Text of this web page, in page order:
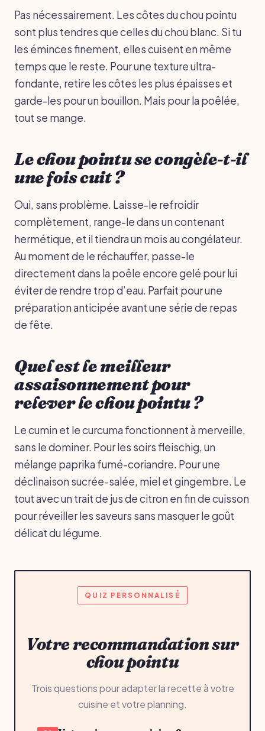
Pas nécessairement. Les côtes du chou pointu
sont plus tendres que celles du chou blanc. Si tu
les éminces finement, elles cuisent en même
temps que le reste. Pour une texture ultra-
fondante, retire les côtes les plus épaisses et
garde-les pour un bouillon. Mais pour la poêlée,
tout se mange.
Le chou pointu se congèle-t-il
une fois cuit ?
Oui, sans problème. Laisse-le refroidir
complètement, range-le dans un contenant
hermétique, et il tiendra un mois au congélateur.
Au moment de le réchauffer, passe-le
directement dans la poêle encore gelé pour lui
éviter de rendre trop d’eau. Parfait pour une
préparation anticipée avant une série de repas
de fête.
Quel est le meilleur
assaisonnement pour
relever le chou pointu ?
Le cumin et le curcuma fonctionnent à merveille,
sans le dominer. Pour les soirs fleischig, un
mélange paprika fumé-coriandre. Pour une
déclinaison sucrée-salée, miel et gingembre. Le
tout avec un trait de jus de citron en fin de cuisson
pour réveiller les saveurs sans masquer le goût
délicat du légume.
QUIZ PERSONNALISÉ
Votre recommandation sur
chou pointu
Trois questions pour adapter la recette à votre
cuisine et votre planning.